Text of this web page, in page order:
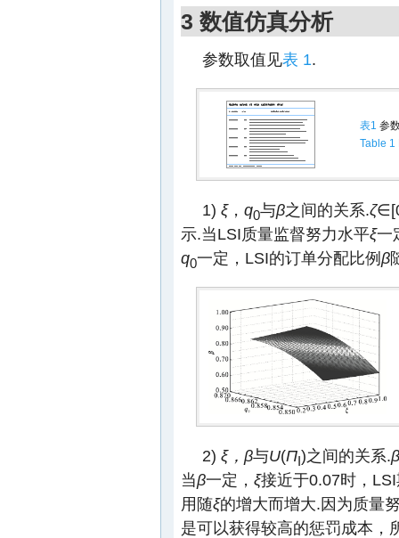
3 数值仿真分析
参数取值见表 1.
表1 参
Table 1
1) ξ， q0与β之间的关系.ζ
示.当LSI质量监督努力水平ξ一
q0一定，LSI的订单分配比例β
2) ξ，β与U(ΠI)之间的关系.β
当β一定， ξ接近于0.07时，
用随ξ的增大而增大.因为质量
是可以获得较高的惩罚成本，